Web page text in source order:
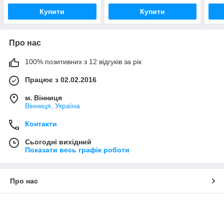
Купити Купити
Про нас
100% позитивних з 12 відгуків за рік
Працює з 02.02.2016
м. Вінниця
Вінниця, Україна
Контакти
Сьогодні вихідний
Показати весь графік роботи
Про нас